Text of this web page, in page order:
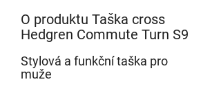
O produktu Taška cross
Hedgren Commute Turn S9
Stylová a funkční taška pro
muže